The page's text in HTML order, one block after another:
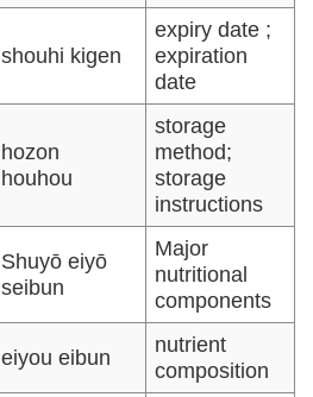
shouhi kigen
expiry date ;
expiration
date
hozon
houhou
storage
method;
storage
instructions
Shuyō eiyō
seibun
Major
nutritional
components
eiyou eibun
nutrient
composition